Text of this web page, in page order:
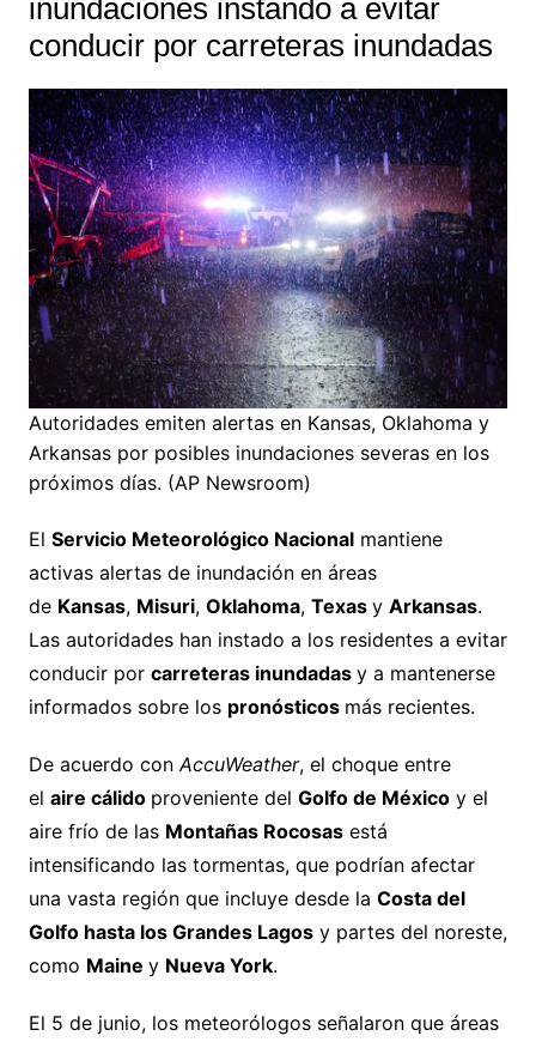
inundaciones instando a evitar
conducir por carreteras inundadas
Autoridades emiten alertas en Kansas, Oklahoma y
Arkansas por posibles inundaciones severas en los
próximos días. (AP Newsroom)
El Servicio Meteorológico Nacionalmantiene
activas alertas de inundación en áreas
de Kansas, Misuri, Oklahoma, Texas y Arkansas.
Las autoridades han instado a los residentes a evitar
conducir por carreteras inundadas y a mantenerse
informados sobre los pronósticos más recientes.
De acuerdo con AccuWeather, el choque entre
el aire cálido proveniente del Golfo de Méxicoy el
aire frío de las Montañas Rocosasestá
intensificando las tormentas, que podrían afectar
una vasta región que incluye desde la Costa del
Golfo hasta los Grandes Lagosy partes del noreste,
como Maine y Nueva York.
El 5 de junio, los meteorólogos señalaron que áreas